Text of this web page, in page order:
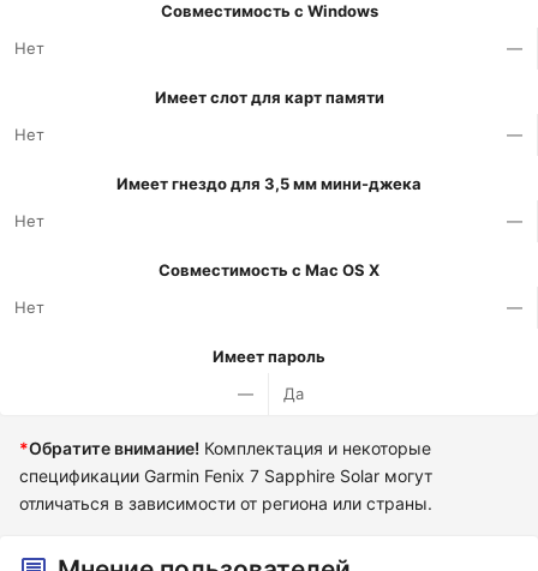
Совместимость с Windows
Нет
—
Имеет слот для карт памяти
Нет
—
Имеет гнездо для 3,5 мм мини-джека
Нет
—
Совместимость с Mac OS X
Нет
—
Имеет пароль
—
Да
*Обратите внимание! Комплектация и некоторые
спецификации Garmin Fenix 7 Sapphire Solar могут
отличаться в зависимости от региона или страны.